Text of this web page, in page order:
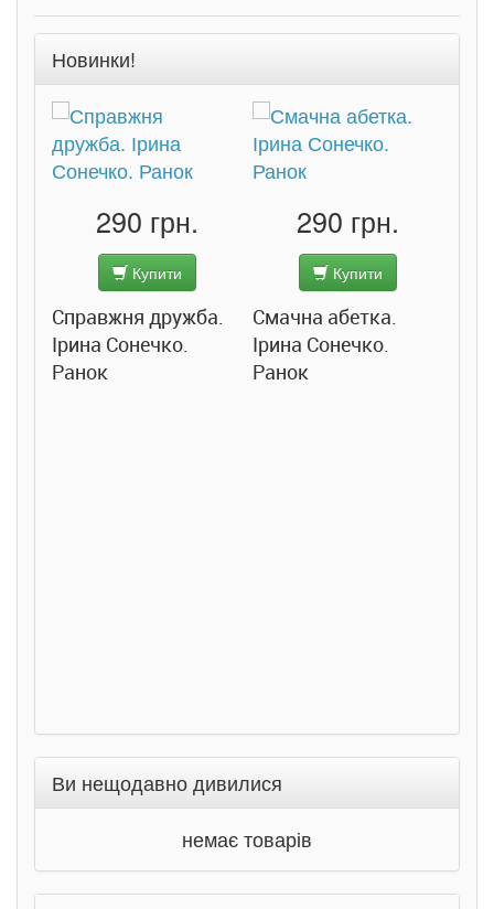
Новинки!
290 грн.
Купити
Справжня дружба.
Ірина Сонечко.
Ранок
290 грн.
Купити
Смачна абетка.
Ірина Сонечко.
Ранок
Ви нещодавно дивилися
немає товарів